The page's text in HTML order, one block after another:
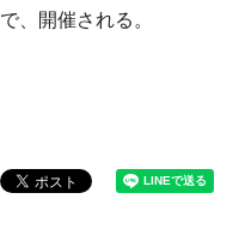
で、開催される。